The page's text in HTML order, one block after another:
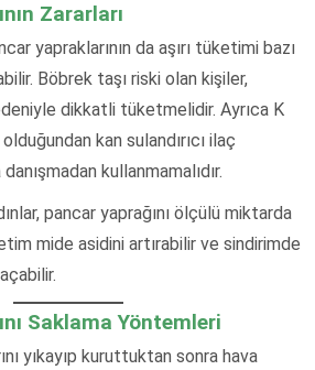
Zararları
yapraklarının da aşırı tüketimi bazı
Böbrek taşı riski olan kişiler,
dikkatli tüketmelidir. Ayrıca K
kan sulandırıcı ilaç
kullanmamalıdır.
pancar yaprağını ölçülü miktarda
mide asidini artırabilir ve sindirimde
Saklama Yöntemleri
yıkayıp kuruttuktan sonra hava